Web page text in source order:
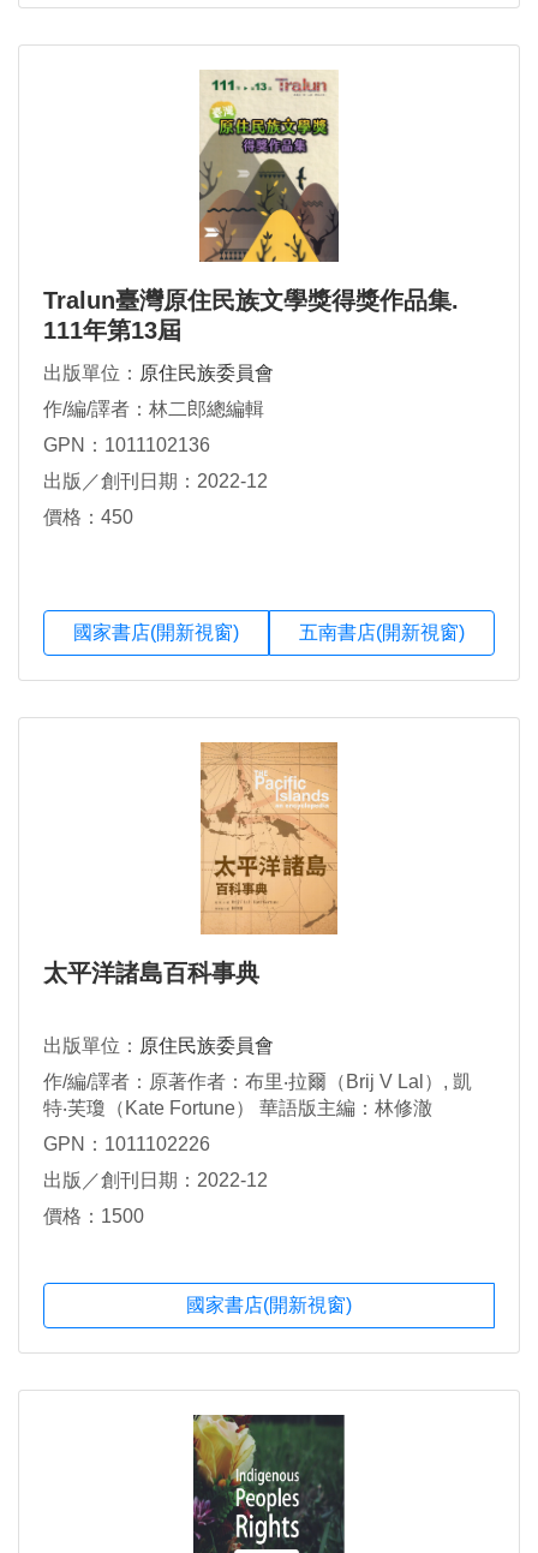
Tralun臺灣原住民族文學獎得獎作品集.
111年第13屆
出版單位： 原住民族委員會
作/編/譯者：林二郎總編輯
GPN：1011102136
出版／創刊日期：2022-12
價格：450
國家書店(開新視窗) 五南書店(開新視窗)
太平洋諸島百科事典
出版單位： 原住民族委員會
作/編/譯者：原著作者：布里‧拉爾（Brij V Lal）, 凱
特‧芙瓊（Kate Fortune） 華語版主編：林修澈
GPN：1011102226
出版／創刊日期：2022-12
價格：1500
國家書店(開新視窗)